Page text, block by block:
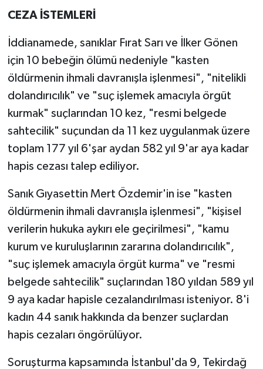
CEZA İSTEMLERİ
İddianamede, sanıklar Fırat Sarı ve İlker Gönen
için 10 bebeğin ölümü nedeniyle "kasten
öldürmenin ihmali davranışla işlenmesi", "nitelikli
dolandırıcılık" ve "suç işlemek amacıyla örgüt
kurmak" suçlarından 10 kez, "resmi belgede
sahtecilik" suçundan da 11 kez uygulanmak üzere
toplam 177 yıl 6'şar aydan 582 yıl 9'ar aya kadar
hapis cezası talep ediliyor.
Sanık Gıyasettin Mert Özdemir'in ise "kasten
öldürmenin ihmali davranışla işlenmesi", "kişisel
verilerin hukuka aykırı ele geçirilmesi", "kamu
kurum ve kuruluşlarının zararına dolandırıcılık",
"suç işlemek amacıyla örgüt kurma" ve "resmi
belgede sahtecilik" suçlarından 180 yıldan 589 yıl
9 aya kadar hapisle cezalandırılması isteniyor. 8'i
kadın 44 sanık hakkında da benzer suçlardan
hapis cezaları öngörülüyor.
Soruşturma kapsamında İstanbul'da 9, Tekirdağ